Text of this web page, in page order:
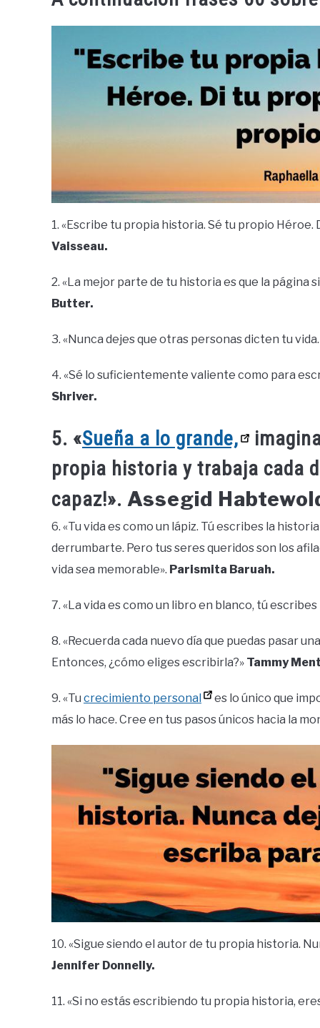
1. «Escribe tu propia historia. Sé tu propio
Vaisseau.
2. «La mejor parte de tu historia es que la
Butter.
3. «Nunca dejes que otras personas dicten tu
4. «Sé lo suficientemente valiente como para
Shriver.
5. «Sueña a lo grande,
propia historia y trabaja cada
capaz!». Assegid
6. «Tu vida es como un lápiz. Tú escribes la
derrumbarte. Pero tus seres queridos son los
vida sea memorable». Parismita Baruah.
7. «La vida es como un libro en blanco, tú
8. «Recuerda cada nuevo día que puedas pasar
Entonces, ¿cómo eliges escribirla?» Tammy
9. «Tu crecimiento personal
es lo único que
más lo hace. Cree en tus pasos únicos hacia la
10. «Sigue siendo el autor de tu propia historia.
Jennifer Donnelly.
11. «Si no estás escribiendo tu propia historia,